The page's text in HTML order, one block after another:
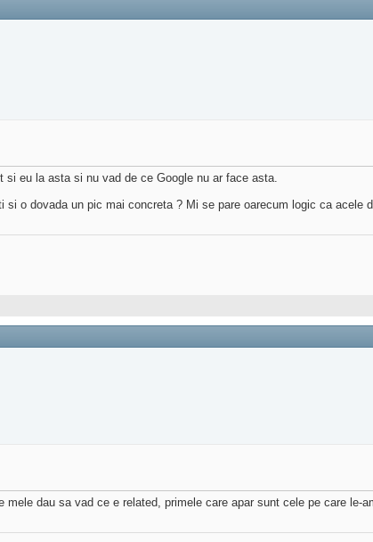
si eu la asta si nu vad de ce Google nu ar face asta.
o dovada un pic mai concreta ? Mi se pare oarecum logic ca
mele dau sa vad ce e related, primele care apar sunt cele pe care